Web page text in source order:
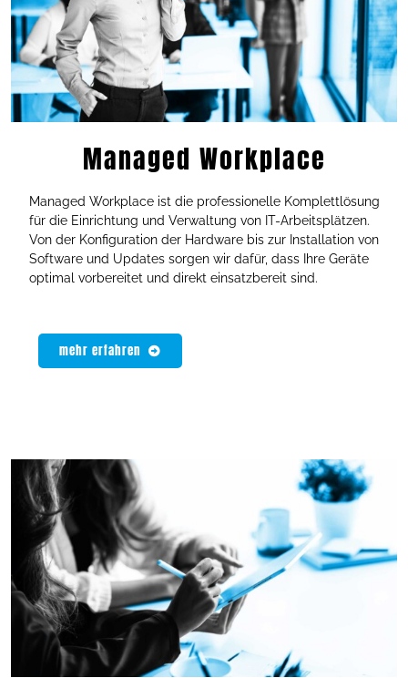
Managed Workplace
Managed Workplace ist die professionelle Komplettlösung
für die Einrichtung und Verwaltung von IT-Arbeitsplätzen.
Von der Konfiguration der Hardware bis zur Installation von
Software und Updates sorgen wir dafür, dass Ihre Geräte
optimal vorbereitet und direkt einsatzbereit sind.
mehr erfahren